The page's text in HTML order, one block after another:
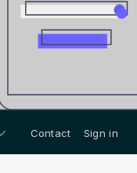
Contact Sign in